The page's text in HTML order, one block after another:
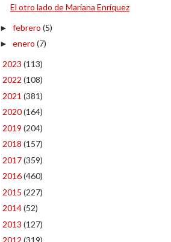
El otro lado de Mariana Enríquez
► febrero (5)
► enero (7)
2023 (113)
2022 (108)
2021 (381)
2020(164)
2019 (204)
2018 (157)
2017(359)
2016(460)
2015 (227)
2014(52)
2013 (127)
2012 (319)